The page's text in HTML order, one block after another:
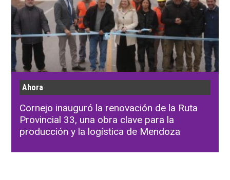
Ahora
Cornejo inauguró la renovación de la Ruta
Provincial 33, una obra clave para la
producción y la logística de Mendoza